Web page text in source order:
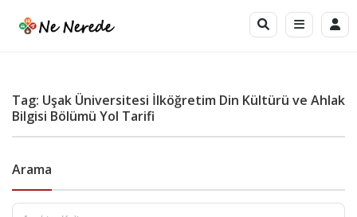
Tag: Uşak Üniversitesi İlköğretim Din Kültürü ve Ahlak
Bilgisi Bölümü Yol Tarifi
Arama